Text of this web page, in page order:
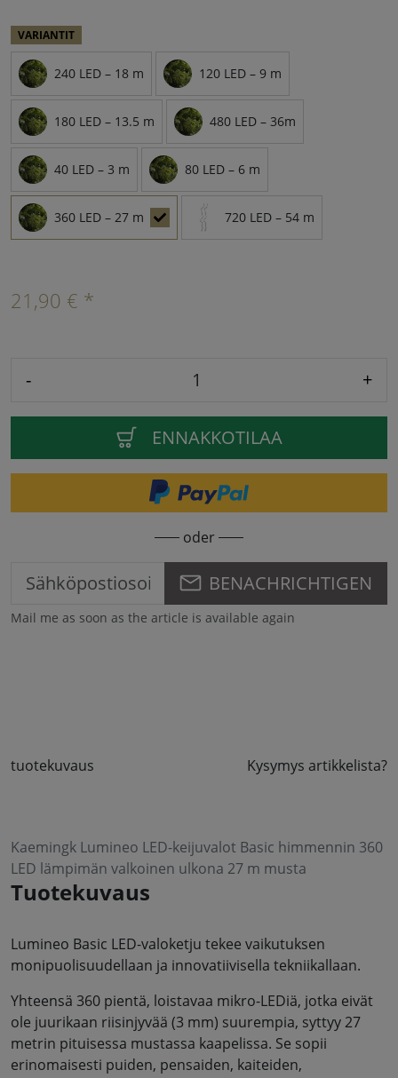
VARIANTIT
240 LED – 18 m 120 LED – 9 m
180 LED – 13.5 m 480 LED – 36m
40 LED – 3 m 80 LED – 6 m
360 LED – 27 m 720 LED – 54 m
21,90 € *
- +
ENNAKKOTILAA
oder
BENACHRICHTIGEN
Mail me as soon as the article is available again
tuotekuvaus Kysymys artikkelista?
Kaemingk Lumineo LED-keijuvalot Basic himmennin 360
LED lämpimän valkoinen ulkona 27 m musta
Tuotekuvaus
Lumineo Basic LED-valoketju tekee vaikutuksen
monipuolisuudellaan ja innovatiivisella tekniikallaan.
Yhteensä 360 pientä, loistavaa mikro-LEDiä, jotka eivät
ole juurikaan riisinjyvää (3 mm) suurempia, syttyy 27
metrin pituisessa mustassa kaapelissa. Se sopii
erinomaisesti puiden, pensaiden, kaiteiden,